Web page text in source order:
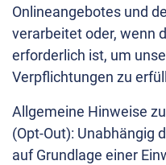
Onlineangebotes und
verarbeitet oder, wenn
erforderlich ist, um
Verpflichtungen zu
Allgemeine Hinweise
(Opt-Out): Unabhängig
auf Grundlage einer